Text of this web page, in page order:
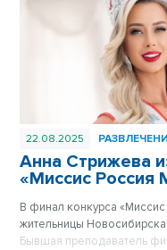
22.08.2025
Анна Стрижева
«Миссис Россия
В финал конкурса
жительницы
Бывшая преподаватель